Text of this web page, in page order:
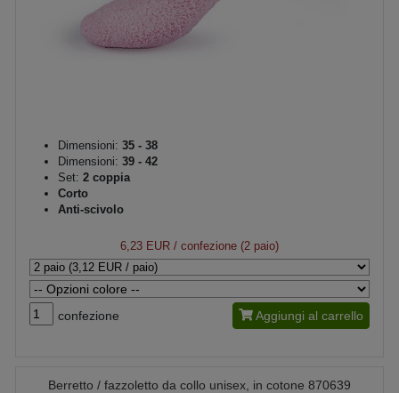
Dimensioni: 35 - 38
Dimensioni: 39 - 42
Set: 2 coppia
Corto
Anti-scivolo
6,23 EUR / confezione (2 paio)
confezione Aggiungi al carrello
Berretto / fazzoletto da collo unisex, in cotone 870639